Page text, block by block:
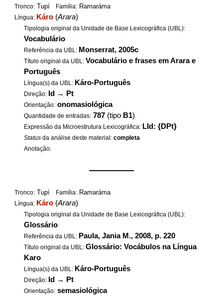
Tronco: Tupí Família: Ramaráma
Língua: Káro (Arara)
Tipologia original da Unidade de Base Lexicográfica (UBL):
Vocabulário
Referência da UBL: Monserrat, 2005c
Título original da UBL: Vocabulário e frases em Arara e
Português
Língua(s) da UBL: Káro-Português
Direção: Id → Pt
Orientação: onomasiológica
Quantidade de entradas: 787 (tipo B1)
Expressão da Microestrutura Lexicográfica: LId: {DPt}
Status da análise deste material:completa
Anotação:
——————
Tronco: Tupí Família: Ramaráma
Língua: Káro (Arara)
Tipologia original da Unidade de Base Lexicográfica (UBL):
Glossário
Referência da UBL: Paula, Jania M., 2008, p. 220
Título original da UBL:Glossário: Vocábulos na Língua
Karo
Língua(s) da UBL: Káro-Português
Direção: Id → Pt
Orientação: semasiológica